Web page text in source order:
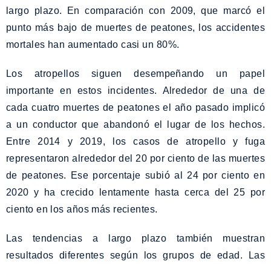
largo plazo. En comparación con 2009, que marcó el
punto más bajo de muertes de peatones, los accidentes
mortales han aumentado casi un 80%.
Los atropellos siguen desempeñando un papel
importante en estos incidentes. Alrededor de una de
cada cuatro muertes de peatones el año pasado implicó
a un conductor que abandonó el lugar de los hechos.
Entre 2014 y 2019, los casos de atropello y fuga
representaron alrededor del 20 por ciento de las muertes
de peatones. Ese porcentaje subió al 24 por ciento en
2020 y ha crecido lentamente hasta cerca del 25 por
ciento en los años más recientes.
Las tendencias a largo plazo también muestran
resultados diferentes según los grupos de edad. Las